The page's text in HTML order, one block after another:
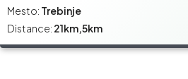
Mesto: Trebinje
Distance: 21km,5km